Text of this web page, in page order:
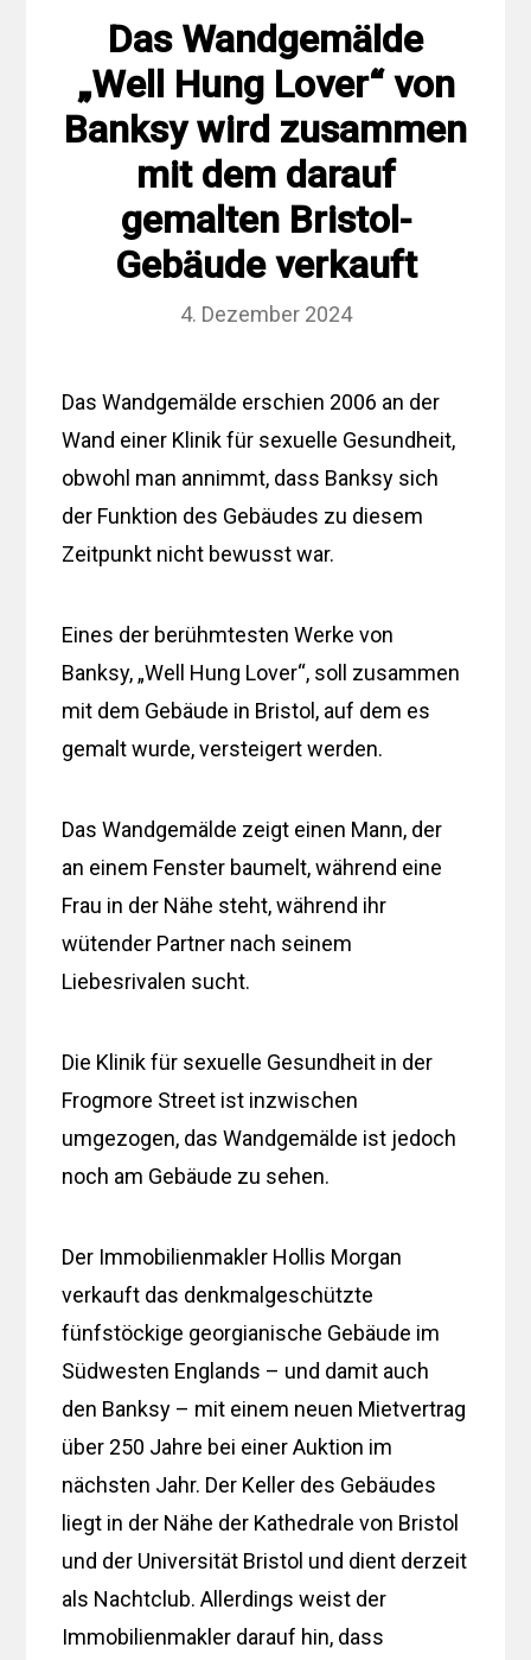
Das Wandgemälde
„Well Hung Lover“ von
Banksy wird zusammen
mit dem darauf
gemalten Bristol-
Gebäude verkauft
4. Dezember 2024
Das Wandgemälde erschien 2006 an der
Wand einer Klinik für sexuelle Gesundheit,
obwohl man annimmt, dass Banksy sich
der Funktion des Gebäudes zu diesem
Zeitpunkt nicht bewusst war.
Eines der berühmtesten Werke von
Banksy, „Well Hung Lover“, soll zusammen
mit dem Gebäude in Bristol, auf dem es
gemalt wurde, versteigert werden.
Das Wandgemälde zeigt einen Mann, der
an einem Fenster baumelt, während eine
Frau in der Nähe steht, während ihr
wütender Partner nach seinem
Liebesrivalen sucht.
Die Klinik für sexuelle Gesundheit in der
Frogmore Street ist inzwischen
umgezogen, das Wandgemälde ist jedoch
noch am Gebäude zu sehen.
Der Immobilienmakler Hollis Morgan
verkauft das denkmalgeschützte
fünfstöckige georgianische Gebäude im
Südwesten Englands – und damit auch
den Banksy – mit einem neuen Mietvertrag
über 250 Jahre bei einer Auktion im
nächsten Jahr. Der Keller des Gebäudes
liegt in der Nähe der Kathedrale von Bristol
und der Universität Bristol und dient derzeit
als Nachtclub. Allerdings weist der
Immobilienmakler darauf hin, dass